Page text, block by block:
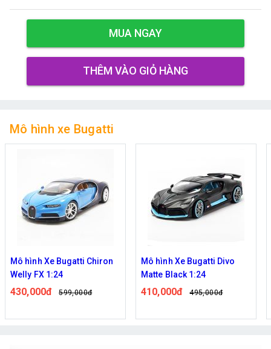
MUA NGAY
THÊM VÀO GIỎ HÀNG
Mô hình xe Bugatti
Mô hình Xe Bugatti Chiron
Welly FX 1:24
430,000đ 599,000đ
Mô hình Xe Bugatti Divo
Matte Black 1:24
410,000đ 495,000đ